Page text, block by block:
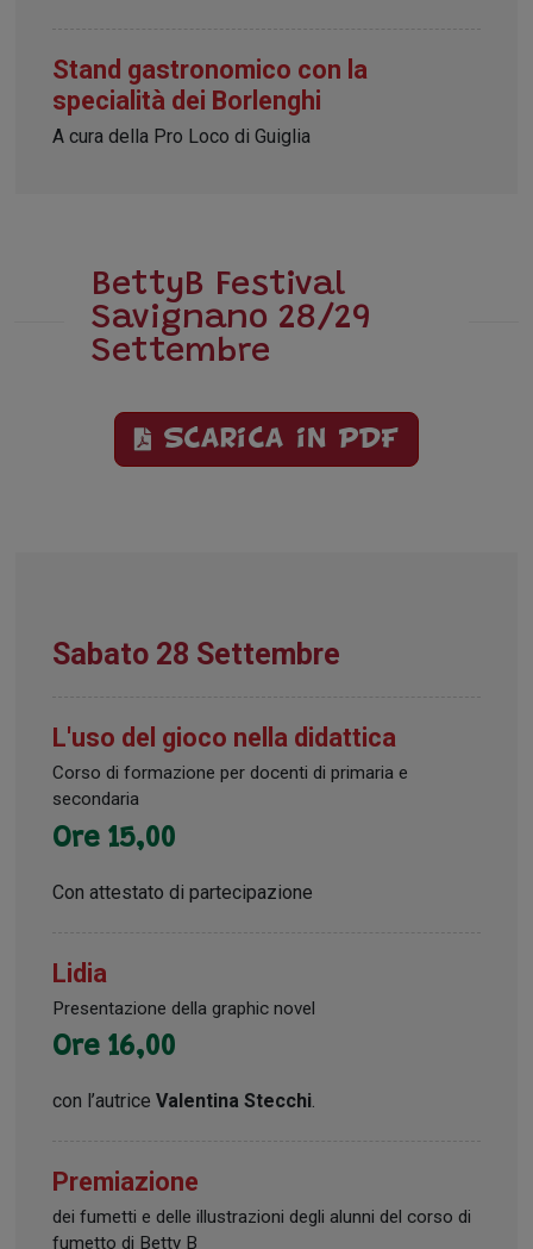
Stand gastronomico con la
specialità dei Borlenghi
A cura della Pro Loco di Guiglia
BettyB Festival
Savignano 28/29
Settembre
Scarica in PDF
Sabato 28 Settembre
L'uso del gioco nella didattica
Corso di formazione per docenti di primaria e
secondaria
Ore 15,00
Con attestato di partecipazione
Lidia
Presentazione della graphic novel
Ore 16,00
con l’autrice Valentina Stecchi.
Premiazione
dei fumetti e delle illustrazioni degli alunni del corso di
fumetto di Betty B